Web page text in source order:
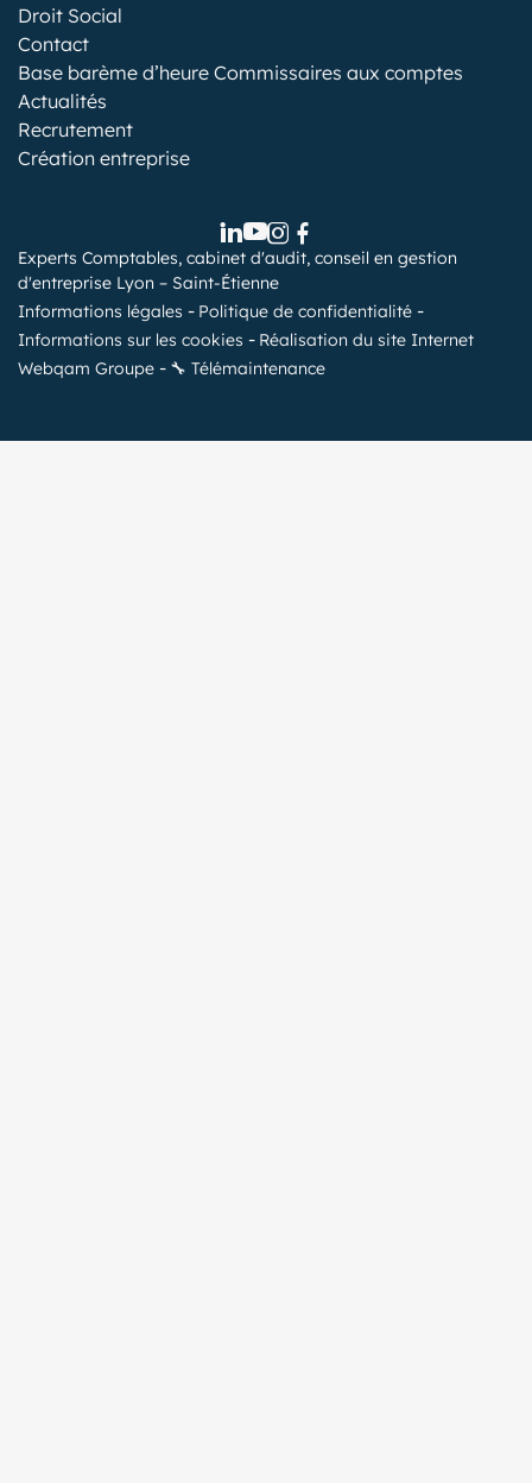
Droit Social
Contact
Base barème d’heure Commissaires aux comptes
Actualités
Recrutement
Création entreprise
Experts Comptables, cabinet d'audit, conseil en gestion
d'entreprise Lyon – Saint-Étienne
Informations légales
Politique de confidentialité
Informations sur les cookies
Réalisation du site Internet
Webqam Groupe
🔧 Télémaintenance